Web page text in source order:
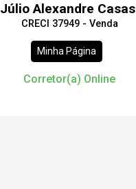
09
Aug/Sun
19:00Continuar
Júlio Alexandre Casas
CRECI 37949 - Venda
Minha Página
Corretor(a) Online